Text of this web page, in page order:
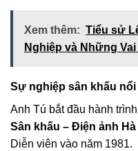
Xem thêm: Tiểu sử
Nghiệp và Những
Sự nghiệp sân khấu nổi
Anh Tú bắt đầu hành
Sân khấu – Điện ảnh
Diễn viên vào năm 1981.